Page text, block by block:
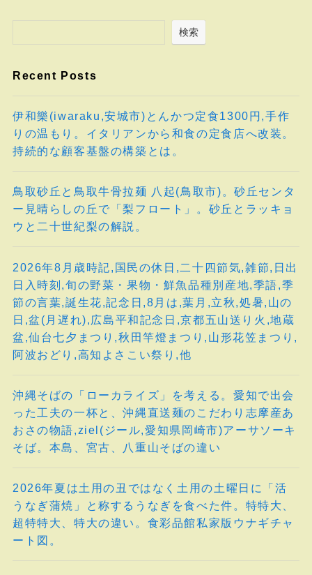
検索
Recent Posts
伊和樂(iwaraku,安城市)とんかつ定食1300円,手作
りの温もり。イタリアンから和食の定食店へ改装。
持続的な顧客基盤の構築とは。
鳥取砂丘と鳥取牛骨拉麺 八起(鳥取市)。砂丘センタ
ー見晴らしの丘で「梨フロート」。砂丘とラッキョ
ウと二十世紀梨の解説。
2026年8月歳時記,国民の休日,二十四節気,雑節,日出
日入時刻,旬の野菜・果物・鮮魚品種別産地,季語,季
節の言葉,誕生花,記念日,8月は,葉月,立秋,処暑,山の
日,盆(月遅れ),広島平和記念日,京都五山送り火,地蔵
盆,仙台七夕まつり,秋田竿燈まつり,山形花笠まつり,
阿波おどり,高知よさこい祭り,他
沖縄そばの「ローカライズ」を考える。愛知で出会
った工夫の一杯と、沖縄直送麺のこだわり志摩産あ
おさの物語,ziel(ジール,愛知県岡崎市)アーサソーキ
そば。本島、宮古、八重山そばの違い
2026年夏は土用の丑ではなく土用の土曜日に「活
うなぎ蒲焼」と称するうなぎを食べた件。特特大、
超特特大、特大の違い。食彩品館私家版ウナギチャ
ート図。